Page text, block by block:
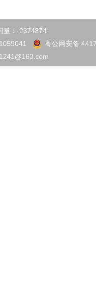
量： 2374874
粤公网安备